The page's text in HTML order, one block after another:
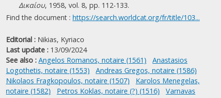
Δικαίου, 1958, vol. 8, pp. 112-133.
Find the document : https://search.worldcat.org/fr/title/103...
Editorial : Nikias, Kyriaco
Last update : 13/09/2024
See also : Angelos Romanos, notaire (1561)
Anastasios
Logothetis, notaire (1553)
Andreas Gregos, notaire (1586)
Nikolaos Fragkopoulos, notaire (1507)
Karolos Menegelas,
notaire (1582)
Petros Koklas, notaire (?) (1516)
Varnavas